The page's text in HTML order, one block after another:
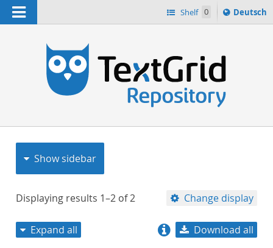
Navigation Shelf 0
Sprache
ï¿½ndern
Deutsch
Show sidebar
Displaying results 1–2 of2 Change display
Expand all Download all